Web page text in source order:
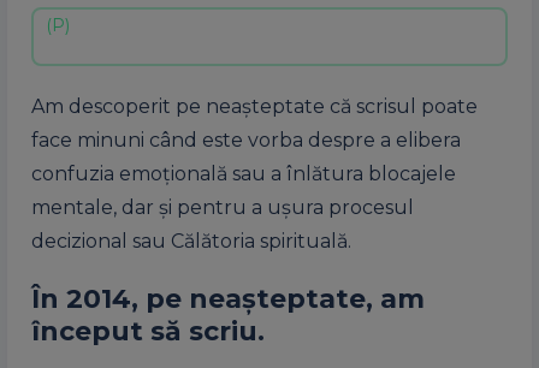
Am descoperit pe neașteptate că scrisul poate
face minuni când este vorba despre a elibera
confuzia emoțională sau a înlătura blocajele
mentale, dar și pentru a ușura procesul
decizional sau Călătoria spirituală.
În 2014, pe neașteptate, am
început să scriu.